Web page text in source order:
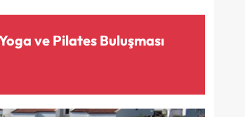
ve Pilates Buluşması